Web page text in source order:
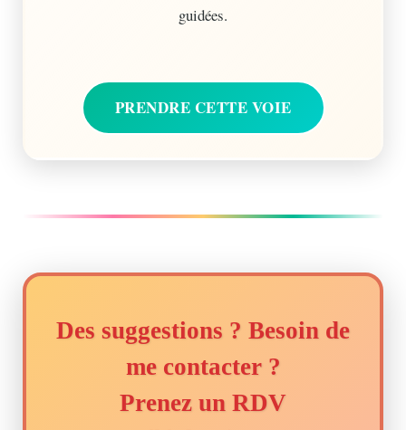
guidées.
PRENDRE CETTE VOIE
Des suggestions ? Besoin de
me contacter ?
Prenez un RDV